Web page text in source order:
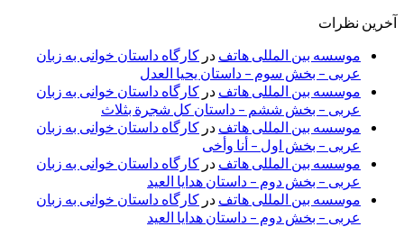
آخرین نظرات
موسسه بین المللی هاتف در کارگاه داستان خوانی به زبان
عربی – بخش سوم – داستان یحیا العدل
موسسه بین المللی هاتف در کارگاه داستان خوانی به زبان
عربی – بخش ششم – داستان کل شجرة بثلاث
موسسه بین المللی هاتف در کارگاه داستان خوانی به زبان
عربی – بخش اول – أنا وأخی
موسسه بین المللی هاتف در کارگاه داستان خوانی به زبان
عربی – بخش دوم – داستان هدایا العید
موسسه بین المللی هاتف در کارگاه داستان خوانی به زبان
عربی – بخش دوم – داستان هدایا العید